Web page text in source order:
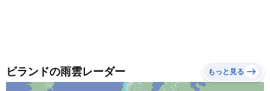
ビランドの雨雲レーダー もっと見る